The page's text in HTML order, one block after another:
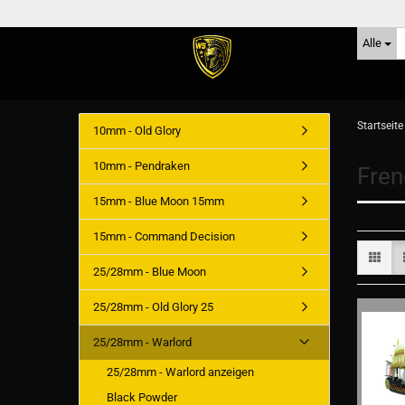
Alle
Startseite
10mm - Old Glory
10mm - Pendraken
15mm - Blue Moon 15mm
15mm - Command Decision
25/28mm - Blue Moon
25/28mm - Old Glory 25
25/28mm - Warlord
25/28mm - Warlord anzeigen
Black Powder